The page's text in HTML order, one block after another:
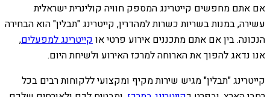
אם אתם מחפשים קייטרינג המספק חוויה קולינרית ישראלית
עשירה, במנות בשריות כשרות למהדרין, קייטרינג "תבלין" הוא הבחירה
הנכונה. בין אם אתם מתכננים אירוע פרטי או קייטרינג למפעלים,
אנו נדאג להפוך את הארוחה למרכז האירוע ולשיחת היום.
קייטרינג "תבלין" מגיש שירות מקיף ומקצועי ללקוחות רבים בכל